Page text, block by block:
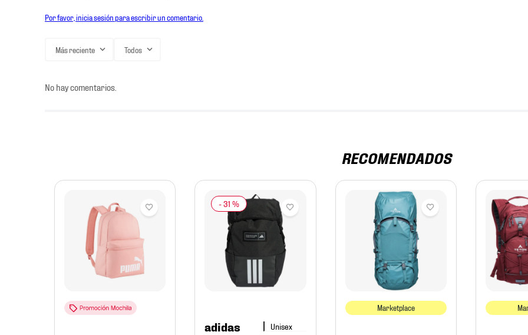
Por favor, inicia sesión para escribir un comentario.
Más reciente Todos
No hay comentarios.
RECOMENDADOS
- 31 %
adidas
Marketplace